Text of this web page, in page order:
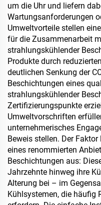
um die Uhr und liefern
Wartungsanforderungen
Umweltvorteile stellen
für die Zusammenarbeit
strahlungskühlender
Produkte durch
deutlichen Senkung der
Beschichtungen eines
strahlungskühlender
Zertifizierungspunkte
Umweltvorschriften
unternehmerisches
Beweis stellen. Der
eines renommierten
Beschichtungen aus:
Jahrzehnte hinweg ihre
Alterung bei – im
Kühlsystemen, die häufig